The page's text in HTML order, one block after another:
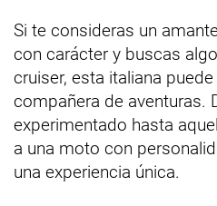
Si te consideras un
con carácter y buscas
cruiser, esta italiana
compañera de aventuras.
experimentado hasta
a una moto con
una experiencia única.